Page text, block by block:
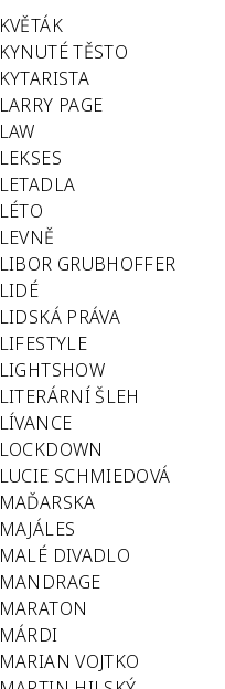
KVĚTÁK
KYNUTÉ TĚSTO
KYTARISTA
LARRY PAGE
LAW
LEKSES
LETADLA
LÉTO
LEVNĚ
LIBOR GRUBHOFFER
LIDÉ
LIDSKÁ PRÁVA
LIFESTYLE
LIGHTSHOW
LITERÁRNÍ ŠLEH
LÍVANCE
LOCKDOWN
LUCIE SCHMIEDOVÁ
MAĎARSKA
MAJÁLES
MALÉ DIVADLO
MANDRAGE
MARATON
MÁRDI
MARIAN VOJTKO